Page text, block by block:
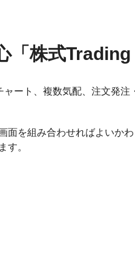
「株式Trading
ート、複数気配、注文発注
面を組み合わせればよいかわ
す。